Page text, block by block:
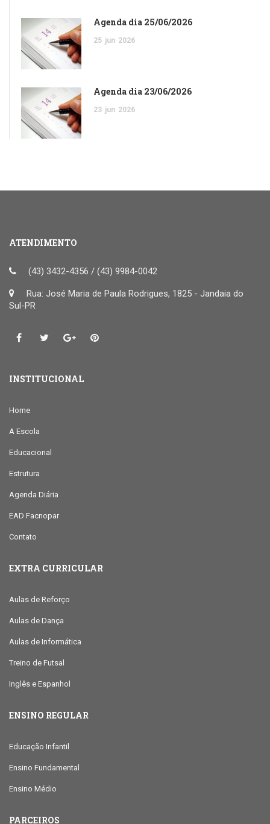
Agenda dia 25/06/2026
25 jun 2026
Agenda dia 23/06/2026
23 jun 2026
ATENDIMENTO
(43) 3432-4356 / (43) 9984-0042
Rua: José Maria de Paula Rodrigues, 1825 - Jandaia do
Sul-PR
INSTITUCIONAL
Home
A Escola
Educacional
Estrutura
Agenda Diária
EAD Facnopar
Contato
EXTRA CURRICULAR
Aulas de Reforço
Aulas de Dança
Aulas de Informática
Treino de Futsal
Inglês e Espanhol
ENSINO REGULAR
Educação Infantil
Ensino Fundamental
Ensino Médio
PARCEIROS